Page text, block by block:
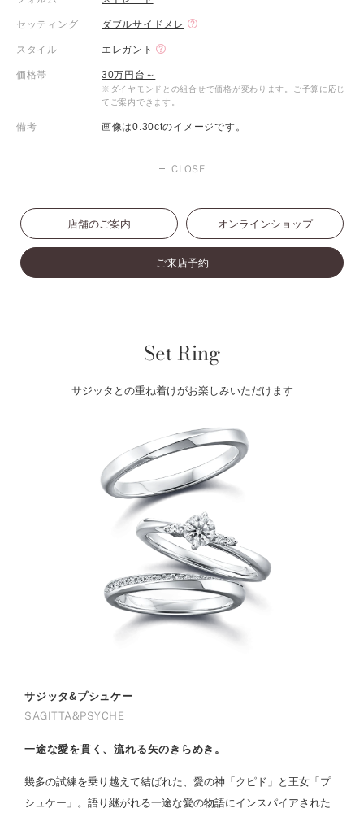
セッティング ダブルサイドメレ
スタイル エレガント
価格帯 30万円台～
※ダイヤモンドとの組合せで価格が変わります。ご予算に応じ
てご案内できます。
備考 画像は0.30ctのイメージです。
CLOSE
店舗のご案内 オンラインショップ
ご来店予約
Set Ring
サジッタとの重ね着けがお楽しみいただけます
サジッタ&プシュケー
SAGITTA&PSYCHE
一途な愛を貫く、流れる矢のきらめき。
幾多の試練を乗り越えて結ばれた、愛の神「クピド」と王女「プ
シュケー」。語り継がれる一途な愛の物語にインスパイアされた